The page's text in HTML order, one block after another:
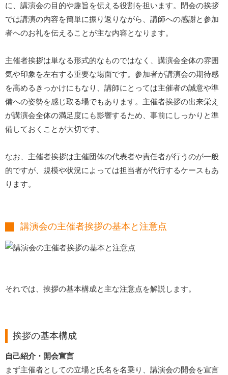
に、講演会の目的や趣旨を伝える役割を担います。閉会の挨拶
では講演の内容を簡単に振り返りながら、講師への感謝と参加
者へのお礼を伝えることが主な内容となります。
主催者挨拶は単なる形式的なものではなく、講演会全体の雰囲
気や印象を左右する重要な場面です。参加者が講演会の期待感
を高めるきっかけにもなり、講師にとっては主催者の誠意や準
備への姿勢を感じ取る場でもあります。主催者挨拶の出来栄え
が講演会全体の満足度にも影響するため、事前にしっかりと準
備しておくことが大切です。
なお、主催者挨拶は主催団体の代表者や責任者が行うのが一般
的ですが、規模や状況によっては担当者が代行するケースもあ
ります。
講演会の主催者挨拶の基本と注意点
それでは、挨拶の基本構成と主な注意点を解説します。
挨拶の基本構成
自己紹介・開会宣言
まず主催者としての立場と氏名を名乗り、講演会の開会を宣言